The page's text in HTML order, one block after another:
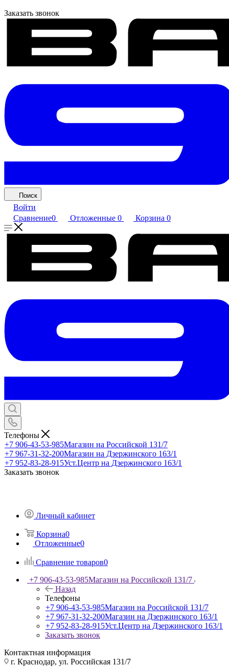
Заказать звонок
Поиск
Войти
Сравнение0 Отложенные 0 Корзина 0
Телефоны
+7 906-43-53-985Магазин на Российской 131/7
+7 967-31-32-200Магазин на Дзержинского 163/1
+7 952-83-28-915Уст.Центр на Дзержинского 163/1
Заказать звонок
Личный кабинет
Корзина0
Отложенные0
Сравнение товаров0
+7 906-43-53-985Магазин на Российской 131/7
Назад
Телефоны
+7 906-43-53-985Магазин на Российской 131/7
+7 967-31-32-200Магазин на Дзержинского 163/1
+7 952-83-28-915Уст.Центр на Дзержинского 163/1
Заказать звонок
Контактная информация
г. Краснодар, ул. Российская 131/7